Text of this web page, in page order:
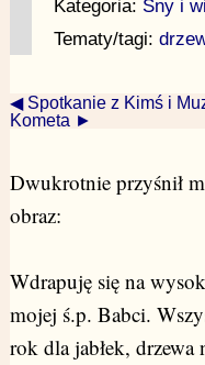
Kategoria: Sny i
Tematy/tagi:
◀ Spotkanie z Kimś i
Kometa ►
Dwukrotnie przyśnił
obraz:
Wdrapuję się na
mojej ś.p. Babci.
rok dla jabłek, drzewa